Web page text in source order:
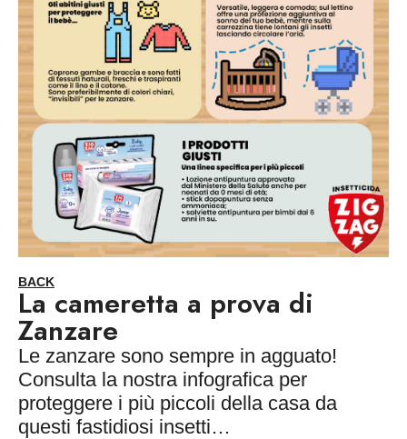
BACK
La cameretta a prova di
Zanzare
Le zanzare sono sempre in agguato!
Consulta la nostra infografica per
proteggere i più piccoli della casa da
questi fastidiosi insetti…